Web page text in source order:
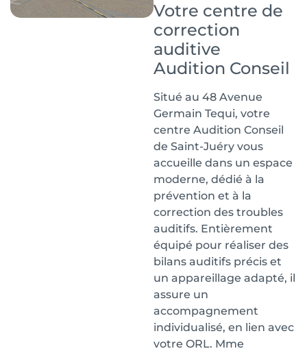
Votre centre de
correction
auditive
Audition Conseil
Situé au 48 Avenue
Germain Tequi, votre
centre Audition Conseil
de Saint-Juéry vous
accueille dans un espace
moderne, dédié à la
prévention et à la
correction des troubles
auditifs. Entièrement
équipé pour réaliser des
bilans auditifs précis et
un appareillage adapté, il
assure un
accompagnement
individualisé, en lien avec
votre ORL. Mme